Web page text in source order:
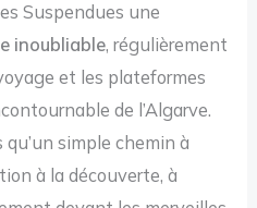
Suspendues une
inoubliable, régulièrement
et les plateformes
de l’Algarve.
simple chemin à
à la découverte, à